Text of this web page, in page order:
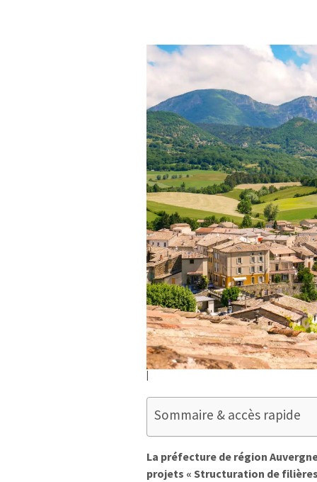
Sommaire & accès rapide
La préfecture de région
projets « Structuration de